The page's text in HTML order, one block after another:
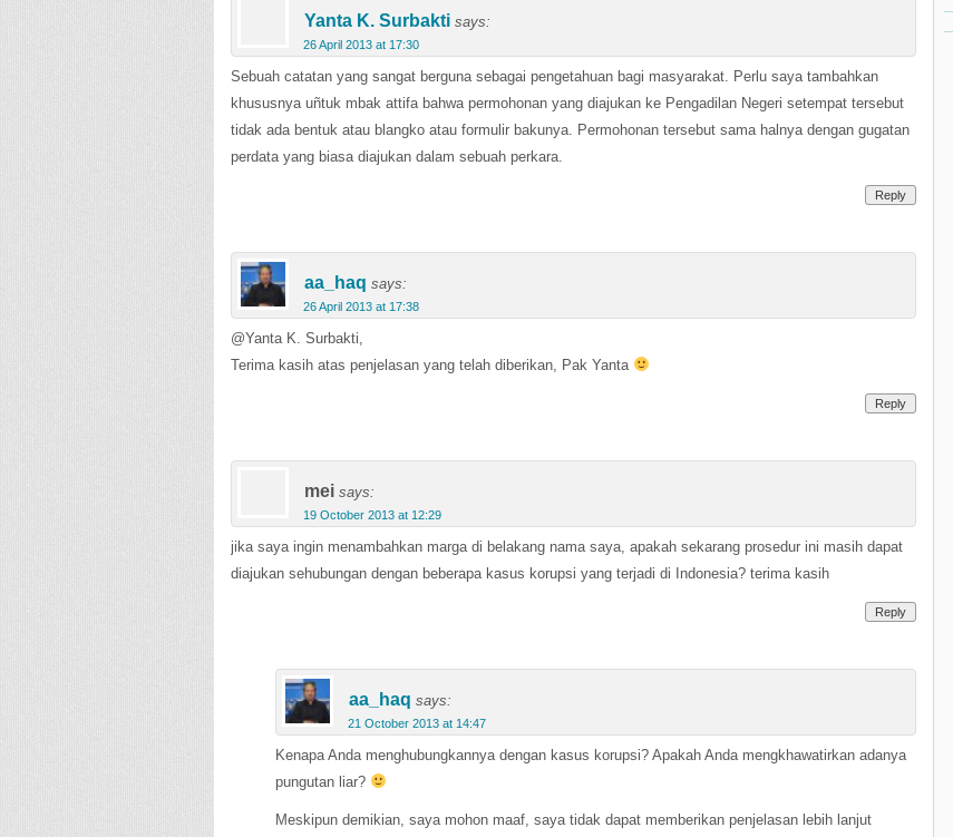
Yanta K. Surbakti says:
26 April 2013 at 17:30
Sebuah catatan yang sangat berguna sebagai pengetahuan bagi masyarakat. Perlu saya tambahkan
khususnya uñtuk mbak attifa bahwa permohonan yang diajukan ke Pengadilan Negeri setempat tersebut
tidak ada bentuk atau blangko atau formulir bakunya. Permohonan tersebut sama halnya dengan gugatan
perdata yang biasa diajukan dalam sebuah perkara.
Reply
aa_haq says:
26 April 2013 at 17:38
@Yanta K. Surbakti,
Terima kasih atas penjelasan yang telah diberikan, Pak Yanta
Reply
mei says:
19 October 2013 at 12:29
jika saya ingin menambahkan marga di belakang nama saya, apakah sekarang prosedur ini masih dapat
diajukan sehubungan dengan beberapa kasus korupsi yang terjadi di Indonesia? terima kasih
Reply
aa_haq says:
21 October 2013 at 14:47
Kenapa Anda menghubungkannya dengan kasus korupsi? Apakah Anda mengkhawatirkan adanya
pungutan liar?
Meskipun demikian, saya mohon maaf, saya tidak dapat memberikan penjelasan lebih lanjut